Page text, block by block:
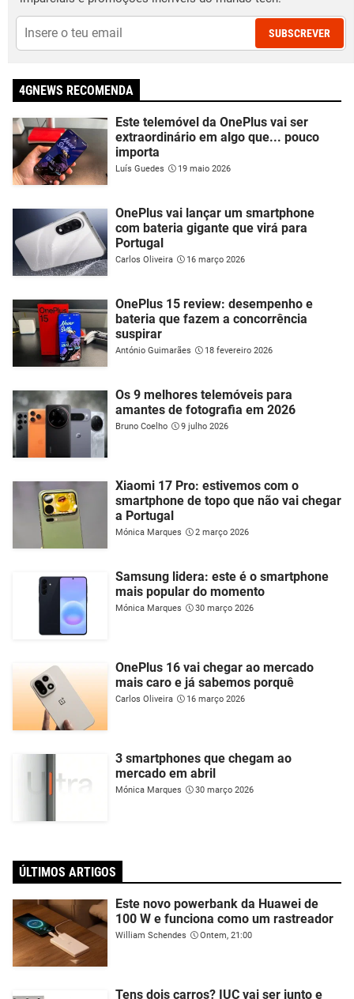
SUBSCREVER
4GNEWS RECOMENDA
Este telemóvel da OnePlus vai ser
extraordinário em algo que... pouco
importa
Luís Guedes 19 maio 2026
OnePlus vai lançar um smartphone
com bateria gigante que virá para
Portugal
Carlos Oliveira 16 março 2026
OnePlus 15 review: desempenho e
bateria que fazem a concorrência
suspirar
António Guimarães 18 fevereiro 2026
Os 9 melhores telemóveis para
amantes de fotografia em 2026
Bruno Coelho 9 julho 2026
Xiaomi 17 Pro: estivemos com o
smartphone de topo que não vai chegar
a Portugal
Mónica Marques 2 março 2026
Samsung lidera: este é o smartphone
mais popular do momento
Mónica Marques 30 março 2026
OnePlus 16 vai chegar ao mercado
mais caro e já sabemos porquê
Carlos Oliveira 16 março 2026
3 smartphones que chegam ao
mercado em abril
Mónica Marques 30 março 2026
ÚLTIMOS ARTIGOS
Este novo powerbank da Huawei de
100 W e funciona como um rastreador
William Schendes Ontem, 21:00
Tens dois carros? IUC vai ser junto e